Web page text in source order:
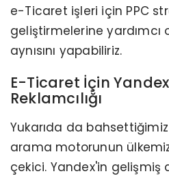
e-Ticaret işleri için PPC
geliştirmelerine yardımcı
aynısını yapabiliriz.
E-Ticaret İçin
Reklamcılığı
Yukarıda da
arama motorunun
çekici. Yandex'in gelişmiş